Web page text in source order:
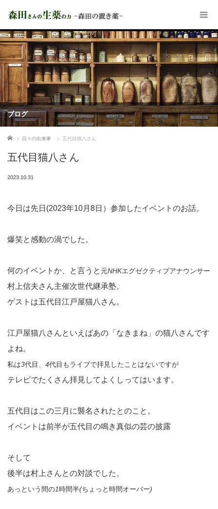
ブログ
ホーム 日々の出来事 五代目猫八さん
五代目猫八さん
2023.10.31
今日は先日(2023年10月8日）参加したイベントのお話。
爆笑と感動の渦でした。
何のイベントか、と言うと 元NHKエグゼクティブアナウンサー
村上信夫さん主催次世代継承塾。
ゲストは五代目江戸屋猫八さん。
江戸屋猫八さんといえばあの「なきまね」の猫八さんです
よね。
私は3代目、 4代目もライブで拝見したことはないですが
テレビでたくさん拝見してよくしってはいます。
五代目はこの三月に襲名されたとのこと。
イベントは前半が五代目の鳴き真似の芸の披露
そして
後半は村上さんとの対談でした。
あっという間の1時間半(ちょっと時間オーバー)